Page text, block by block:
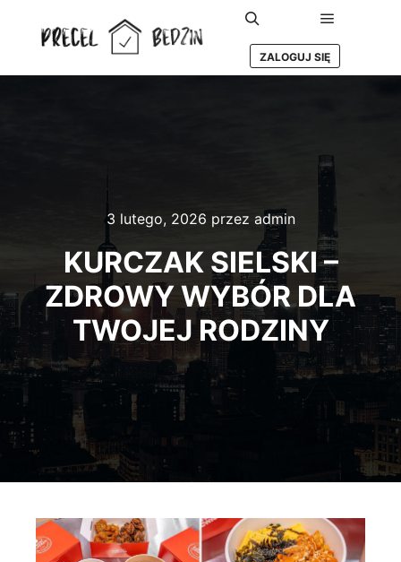
Szukaj Główne
ZALOGUJ SIĘ
3 lutego, 2026 przez admin
KURCZAK SIELSKI –
ZDROWY WYBÓR DLA
TWOJEJ RODZINY